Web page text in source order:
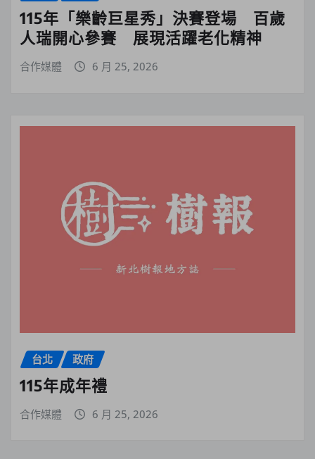
115年「樂齡巨星秀」決賽登場 百歲
人瑞開心參賽 展現活躍老化精神
合作媒體 6 月 25, 2026
台北 政府
115年成年禮
合作媒體 6 月 25, 2026